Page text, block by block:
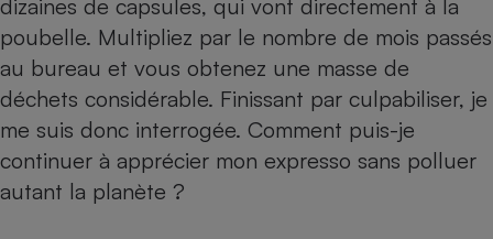
dizaines de capsules, qui vont directement à la
poubelle. Multipliez par le nombre de mois passés
au bureau et vous obtenez une masse de
déchets considérable. Finissant par culpabiliser, je
me suis donc interrogée. Comment puis-je
continuer à apprécier mon expresso sans polluer
autant la planète ?
Lave-linge
Téléviseur
Radiateur électrique
Antimoustique